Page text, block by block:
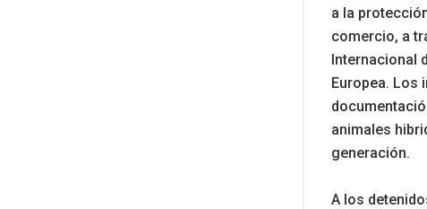
a la
comercio, a
Internacional
Europea.
animales
generación.
A los